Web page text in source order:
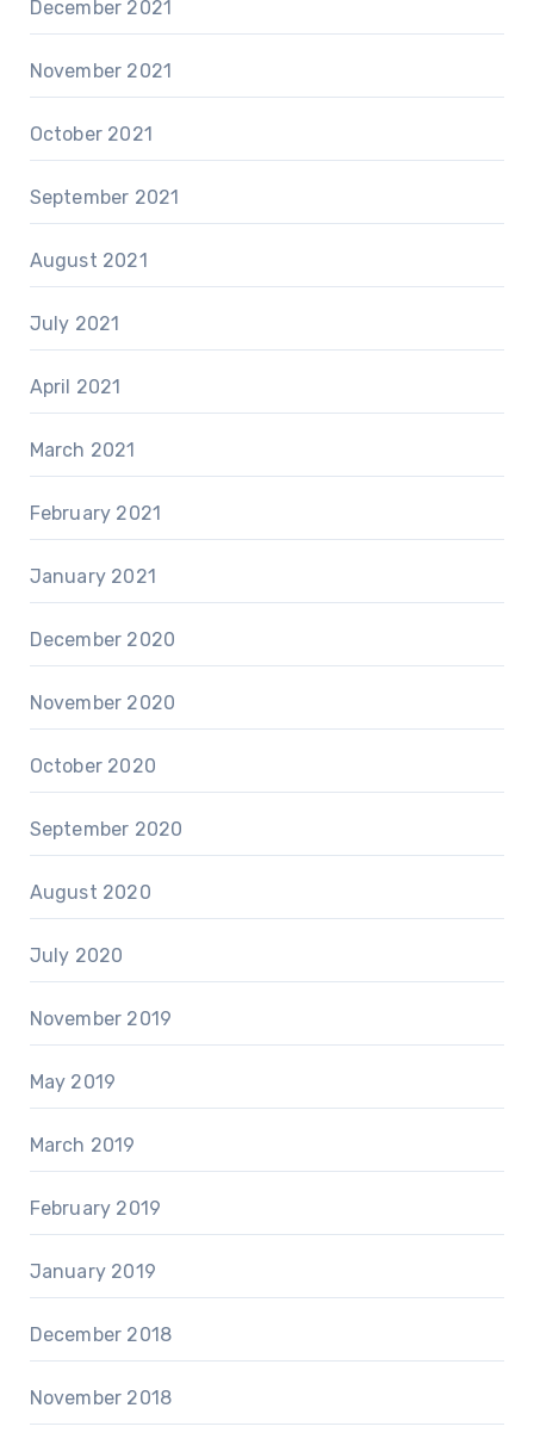
December 2021
November 2021
October 2021
September 2021
August 2021
July 2021
April 2021
March 2021
February 2021
January 2021
December 2020
November 2020
October 2020
September 2020
August 2020
July 2020
November 2019
May 2019
March 2019
February 2019
January 2019
December 2018
November 2018